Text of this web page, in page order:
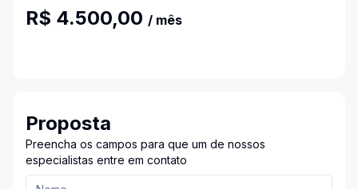
R$ 4.500,00 / mês
Proposta
Preencha os campos para que um de nossos
especialistas entre em contato